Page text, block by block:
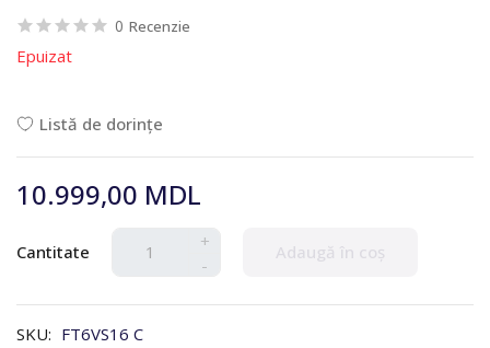
0 Recenzie
Epuizat
Listă de dorințe
10.999,00 MDL
Cantitate
+
-
Adaugă în coș
SKU: FT6VS16 C